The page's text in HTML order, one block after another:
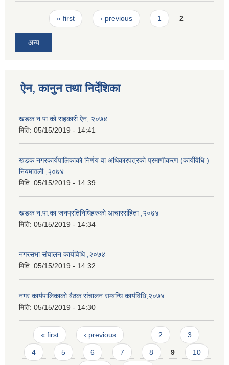
Pages« first ‹ previous 1 2
अन्य
ऐन, कानुन तथा निर्देशिका
खडक न.पा.काे सहकारी ऐन, २०७४
मिति: 05/15/2019 - 14:41
खडक नगरकार्यपालिकाको निर्णय वा अधिकारपत्रको प्रमाणीकरण (कार्यविधि )
नियमावली ,२०७४
मिति: 05/15/2019 - 14:39
खडक न.पा.का जनप्रतिनिधिहरुको आचारसंहिता ,२०७४
मिति: 05/15/2019 - 14:34
नगरसभा संचालन कार्यविधि ,२०७४
मिति: 05/15/2019 - 14:32
नगर कार्यपालिकाको बैठक संचालन सम्बन्धि कार्यविधि,२०७४
मिति: 05/15/2019 - 14:30
Pages
« first ‹ previous … 2 3
4 5 6 7 8 9 10